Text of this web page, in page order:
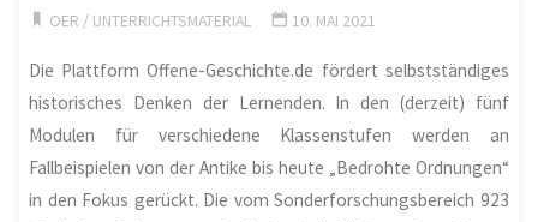
DDR
und
Nachwendegeschichte"
OER / UNTERRICHTSMATERIAL 10. MAI 2021
Die Plattform Offene-Geschichte.de fördert selbstständiges
historisches Denken der Lernenden. In den (derzeit) fünf
Modulen für verschiedene Klassenstufen werden an
Fallbeispielen von der Antike bis heute „Bedrohte Ordnungen“
in den Fokus gerückt. Die vom Sonderforschungsbereich 923